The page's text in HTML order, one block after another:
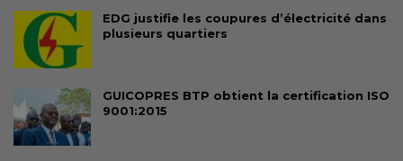
EDG justifie les coupures d’électricité dans
plusieurs quartiers
GUICOPRES BTP obtient la certification ISO
9001:2015